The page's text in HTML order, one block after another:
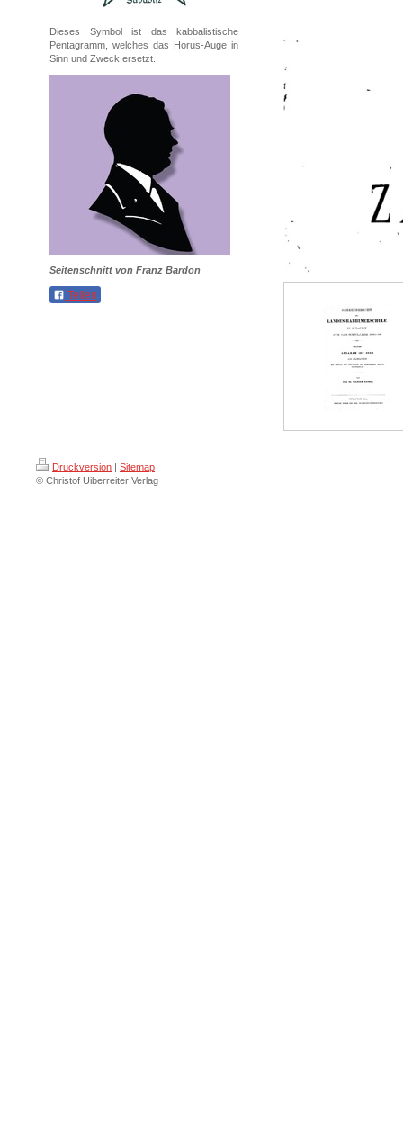
Dieses Symbol ist das kabbalistische
Pentagramm, welches das Horus-Auge in
Sinn und Zweck ersetzt.
Seitenschnitt von Franz Bardon
Teilen
Druckversion | Sitemap
© Christof Uiberreiter Verlag